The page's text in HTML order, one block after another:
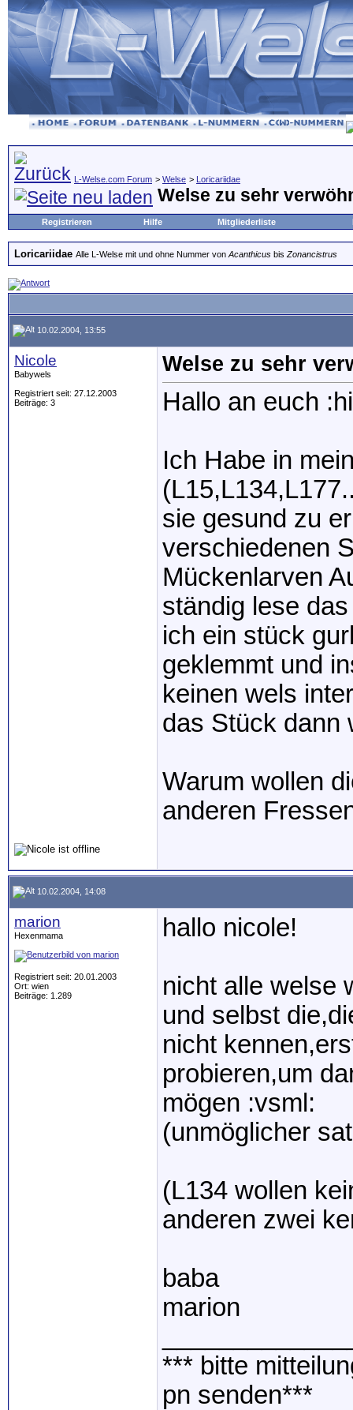
L-Welse.com Forum > Welse > Loricariidae
Welse zu sehr
Registrieren Hilfe Mitgliederliste
Loricariidae Alle L-Welse mit und ohne Nummer von Acanthicus bis Zonancistrus
10.02.2004, 13:55
Nicole
Babywels
Registriert seit: 27.12.2003
Beiträge: 3
Welse zu sehr
Hallo an euch
Ich Habe in
sie gesund zu
verschiedenen
Mückenlarven
ständig lese
ich ein stück
geklemmt und
keinen wels
das Stück dann
Warum wollen
anderen
10.02.2004, 14:08
marion
Hexenmama
Registriert seit: 20.01.2003
Ort: wien
Beiträge: 1.289
hallo nicole!
nicht alle welse
und selbst
nicht
probieren,um
mögen :vsml:
(unmöglicher
(L134 wollen
anderen zwei
baba
marion
*** bitte
pn senden***